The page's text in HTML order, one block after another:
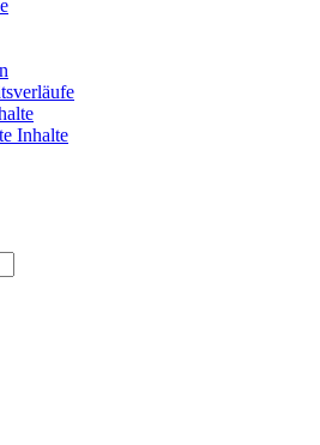
Inhalte